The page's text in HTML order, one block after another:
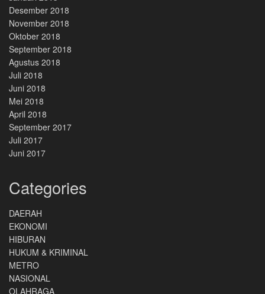
Desember 2018
November 2018
Oktober 2018
September 2018
Agustus 2018
Juli 2018
Juni 2018
Mei 2018
April 2018
September 2017
Juli 2017
Juni 2017
Categories
DAERAH
EKONOMI
HIBURAN
HUKUM & KRIMINAL
METRO
NASIONAL
OLAHRAGA